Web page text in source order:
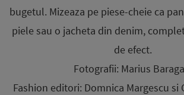
bugetul. Mizeaza pe piese-cheie ca
piele sau o jacheta din denim,
de efect.
Fotografii: Marius
Fashion editori: Domnica Margescu si